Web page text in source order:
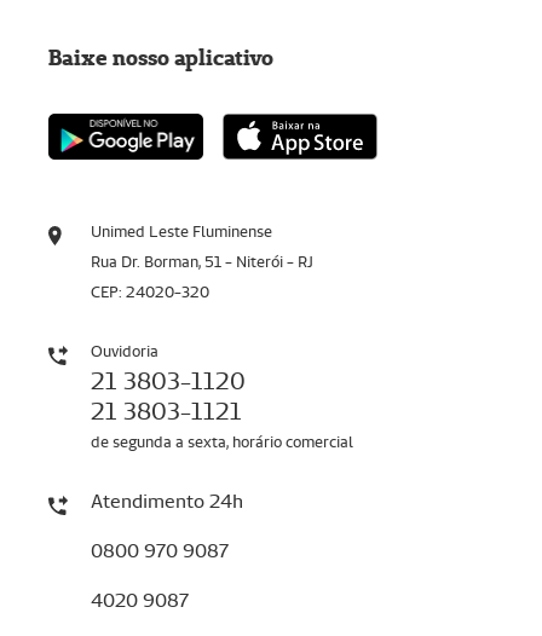
Unimed Leste Fluminense
Rua Dr. Borman, 51 - Niterói - RJ
CEP: 24020-320
Ouvidoria
21 3803-1120
21 3803-1121
de segunda a sexta, horário comercial
Atendimento 24h
0800 970 9087
4020 9087
Baixe nosso aplicativo